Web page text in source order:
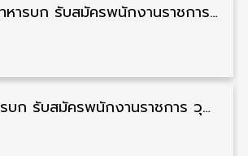
กรมพลาธิการทหารบก รับสมัครพนักงานราชการ วุฒิ ม.3/ม.6/ปวช. 66 อัตรา รับสมัคร 10 – 17 สิงหาคม
กรมแพทย์ทหารบก รับสมัครพนักงานราชการ วุฒิ ม.3/ม.6/ปวช./ปวท./ปวส. 6 อัตรา รับสมัคร 3 – 7 สิงหาคม